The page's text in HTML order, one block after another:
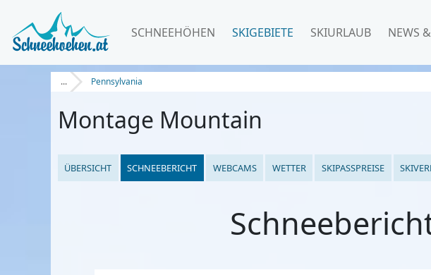
SCHNEEHÖHEN SKIGEBIETE SKIURLAUB NEWS
... Pennsylvania
Montage Mountain
ÜBERSICHT SCHNEEBERICHT WEBCAMS WETTER SKIPASSPREISE